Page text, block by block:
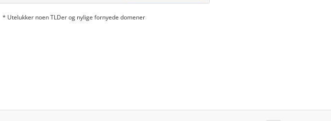
* Utelukker noen TLDer og nylige fornyede domener